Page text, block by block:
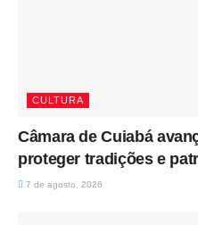
CULTURA
Câmara de Cuiabá
proteger tradições e
7 de agosto, 2026